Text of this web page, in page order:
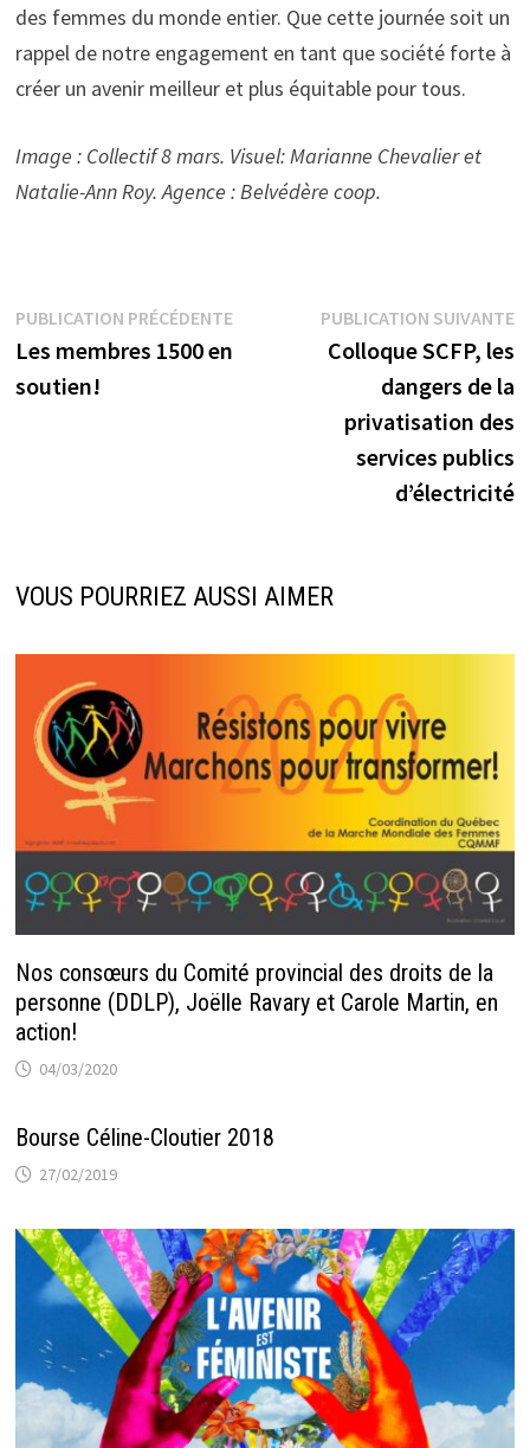
des femmes du monde entier. Que cette journée soit un
rappel de notre engagement en tant que société forte à
créer un avenir meilleur et plus équitable pour tous.
Image : Collectif 8 mars. Visuel: Marianne Chevalier et
Natalie-Ann Roy. Agence : Belvédère coop.
Navigation
de
PUBLICATION PRÉCÉDENTEPublication
précédente :
Les membres 1500 en
soutien!
PUBLICATION SUIVANTE
Colloque SCFP, les
dangers de la
privatisation des
services publics
d’électricité
VOUS POURRIEZ AUSSI AIMER
Nos consœurs du Comité provincial des droits de la
personne (DDLP), Joëlle Ravary et Carole Martin, en
action!
04/03/2020
Bourse Céline-Cloutier 2018
27/02/2019